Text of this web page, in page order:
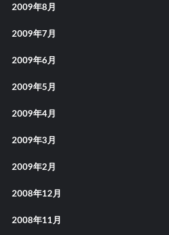
2009年8月
2009年7月
2009年6月
2009年5月
2009年4月
2009年3月
2009年2月
2008年12月
2008年11月